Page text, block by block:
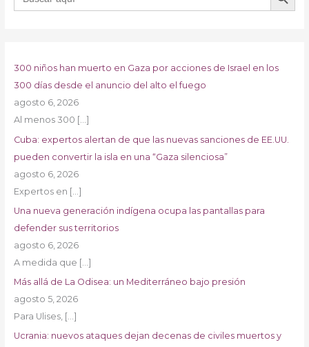
300 niños han muerto en Gaza por acciones de Israel en los
300 días desde el anuncio del alto el fuego
agosto 6, 2026
Al menos 300 […]
Cuba: expertos alertan de que las nuevas sanciones de EE.UU.
pueden convertir la isla en una “Gaza silenciosa”
agosto 6, 2026
Expertos en […]
Una nueva generación indígena ocupa las pantallas para
defender sus territorios
agosto 6, 2026
A medida que […]
Más allá de La Odisea: un Mediterráneo bajo presión
agosto 5, 2026
Para Ulises, […]
Ucrania: nuevos ataques dejan decenas de civiles muertos y